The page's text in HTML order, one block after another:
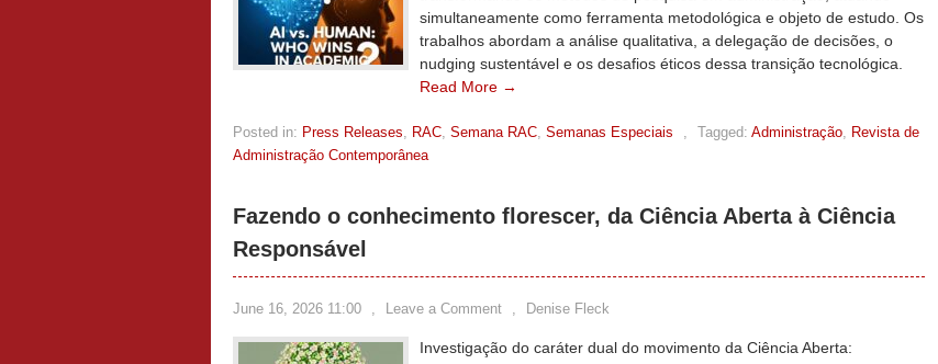
simultaneamente como ferramenta metodológica e objeto de estudo. Os
trabalhos abordam a análise qualitativa, a delegação de decisões, o
nudging sustentável e os desafios éticos dessa transição tecnológica.
Read More →
Posted in: Press Releases, RAC, Semana RAC, Semanas Especiais , Tagged: Administração, Revista de
Administração Contemporânea
Fazendo o conhecimento florescer, da Ciência Aberta à Ciência
Responsável
June 16, 2026 11:00 , Leave a Comment , Denise Fleck
Investigação do caráter dual do movimento da Ciência Aberta: